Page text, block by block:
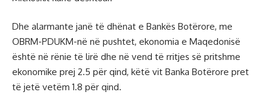
Dhe alarmante janë të dhënat e Bankës Botërore, me
OBRM-PDUKM-në në pushtet, ekonomia e Maqedonisë
është në rënie të lirë dhe në vend të rritjes së pritshme
ekonomike prej 2.5 për qind, këtë vit Banka Botërore pret
të jetë vetëm 1.8 për qind.